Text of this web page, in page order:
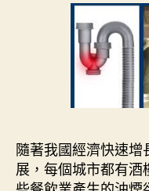
隨著我國經濟快速
展，每個城市都有